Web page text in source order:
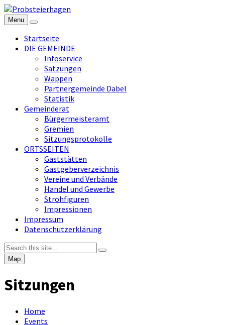
Menu
Startseite
DIE GEMEINDE
Infoservice
Satzungen
Wappen
Partnergemeinde Dabel
Statistik
Gemeinderat
Bürgermeisteramt
Gremien
Sitzungsprotokolle
ORTSSEITEN
Gaststätten
Gastgeberverzeichnis
Vereine und Verbände
Handel und Gewerbe
Strohfiguren
Impressionen
Impressum
Datenschutzerklärung
Map
Sitzungen
Home
Events